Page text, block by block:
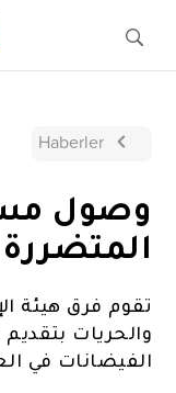
Haberler
وصول
تقوم فرق هيئة
والحريات
الفيضانات في